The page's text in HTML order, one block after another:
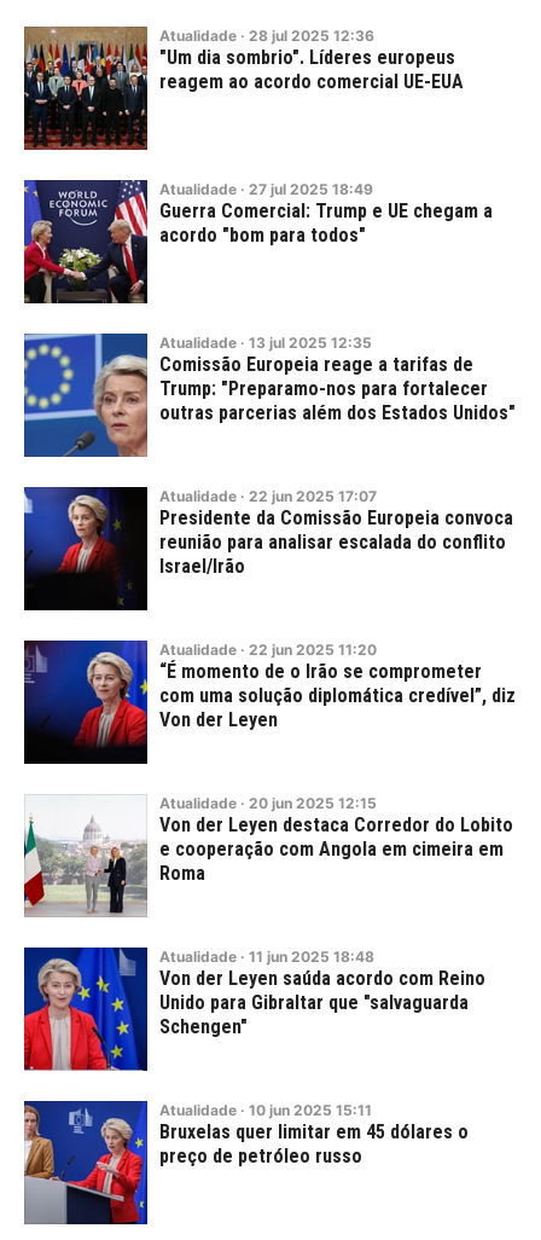
Atualidade · 28 jul 2025 12:36
"Um dia sombrio". Líderes europeus
reagem ao acordo comercial UE-EUA
Atualidade · 27 jul 2025 18:49
Guerra Comercial: Trump e UE chegam a
acordo "bom para todos"
Atualidade · 13 jul 2025 12:35
Comissão Europeia reage a tarifas de
Trump: "Preparamo-nos para fortalecer
outras parcerias além dos Estados Unidos"
Atualidade · 22 jun 2025 17:07
Presidente da Comissão Europeia convoca
reunião para analisar escalada do conflito
Israel/Irão
Atualidade · 22 jun 2025 11:20
“É momento de o Irão se comprometer
com uma solução diplomática credível”, diz
Von der Leyen
Atualidade · 20 jun 2025 12:15
Von der Leyen destaca Corredor do Lobito
e cooperação com Angola em cimeira em
Roma
Atualidade · 11 jun 2025 18:48
Von der Leyen saúda acordo com Reino
Unido para Gibraltar que "salvaguarda
Schengen"
Atualidade · 10 jun 2025 15:11
Bruxelas quer limitar em 45 dólares o
preço de petróleo russo